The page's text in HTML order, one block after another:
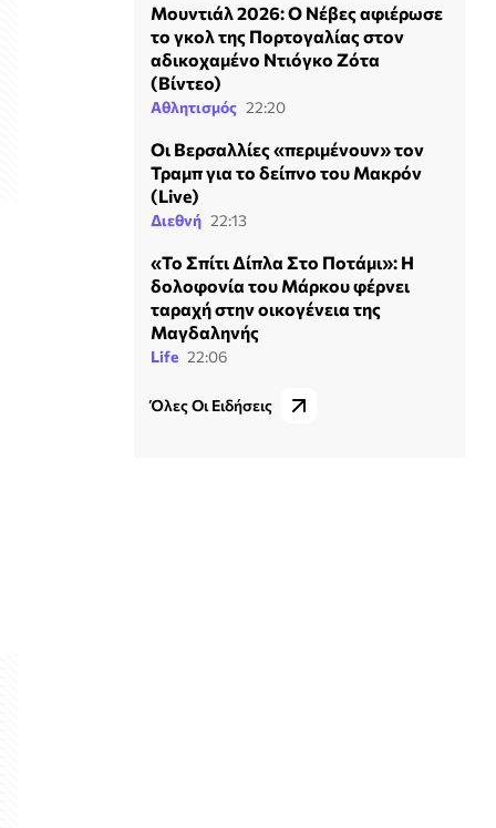
Μουντιάλ 2026: Ο Νέβες αφιέρωσε
το γκολ της Πορτογαλίας στον
αδικοχαμένο Ντιόγκο Ζότα
(Βίντεο)
Αθλητισμός 22:20
Οι Βερσαλλίες «περιμένουν» τον
Τραμπ για το δείπνο του Μακρόν
(Live)
Διεθνή 22:13
«Το Σπίτι Δίπλα Στο Ποτάμι»: Η
δολοφονία του Μάρκου φέρνει
ταραχή στην οικογένεια της
Μαγδαληνής
Life 22:06
Όλες Οι Ειδήσεις